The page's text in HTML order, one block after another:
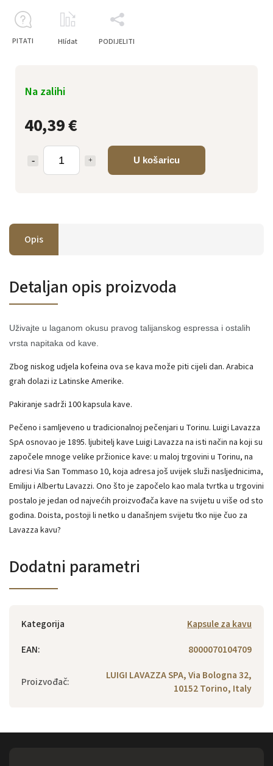
40,39 €
U košaricu
Na zalihi
PITATI Hlídat PODIJELITI
Opis
Detaljan opis proizvoda
Uživajte u laganom okusu pravog talijanskog espressa i ostalih
vrsta napitaka od kave.
Zbog niskog udjela kofeina ova se kava može piti cijeli dan. Arabica
grah dolazi iz Latinske Amerike.
Pakiranje sadrži 100 kapsula kave.
Pečeno i samljeveno u tradicionalnoj pečenjari u Torinu. Luigi Lavazza
SpA osnovao je 1895. ljubitelj kave Luigi Lavazza na isti način na koji su
započele mnoge velike pržionice kave: u maloj trgovini u Torinu, na
adresi Via San Tommaso 10, koja adresa još uvijek služi nasljednicima,
Emiliju i Albertu Lavazzi. Ono što je započelo kao mala tvrtka u trgovini
postalo je jedan od najvećih proizvođača kave na svijetu u više od sto
godina. Doista, postoji li netko u današnjem svijetu tko nije čuo za
Lavazza kavu?
Dodatni parametri
Kategorija
Kapsule za kavu
EAN: 8000070104709
Proizvođač:
LUIGI LAVAZZA SPA, Via Bologna 32,
10152 Torino, Italy